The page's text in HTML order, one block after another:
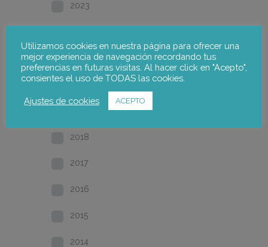
2023
2021
2020
2018
2017
2016
2015
2014
Utilizamos cookies en nuestra página para ofrecer una
mejor experiencia de navegación recordando tus
preferencias en futuras visitas. Al hacer click en "Acepto",
consientes el uso de TODAS las cookies.
Ajustes de cookies ACEPTO